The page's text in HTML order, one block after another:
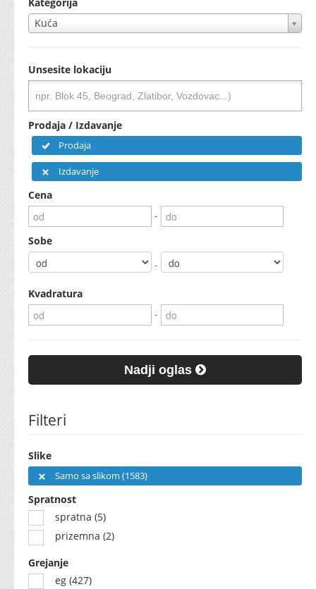
Kuća
Unsesite lokaciju
Prodaja / Izdavanje
Prodaja
Izdavanje
Cena
-
Sobe
-
Kvadratura
-
Nadji oglas
Filteri
Slike
Samo sa slikom (1583)
Spratnost
spratna (5)
prizemna (2)
Grejanje
eg (427)